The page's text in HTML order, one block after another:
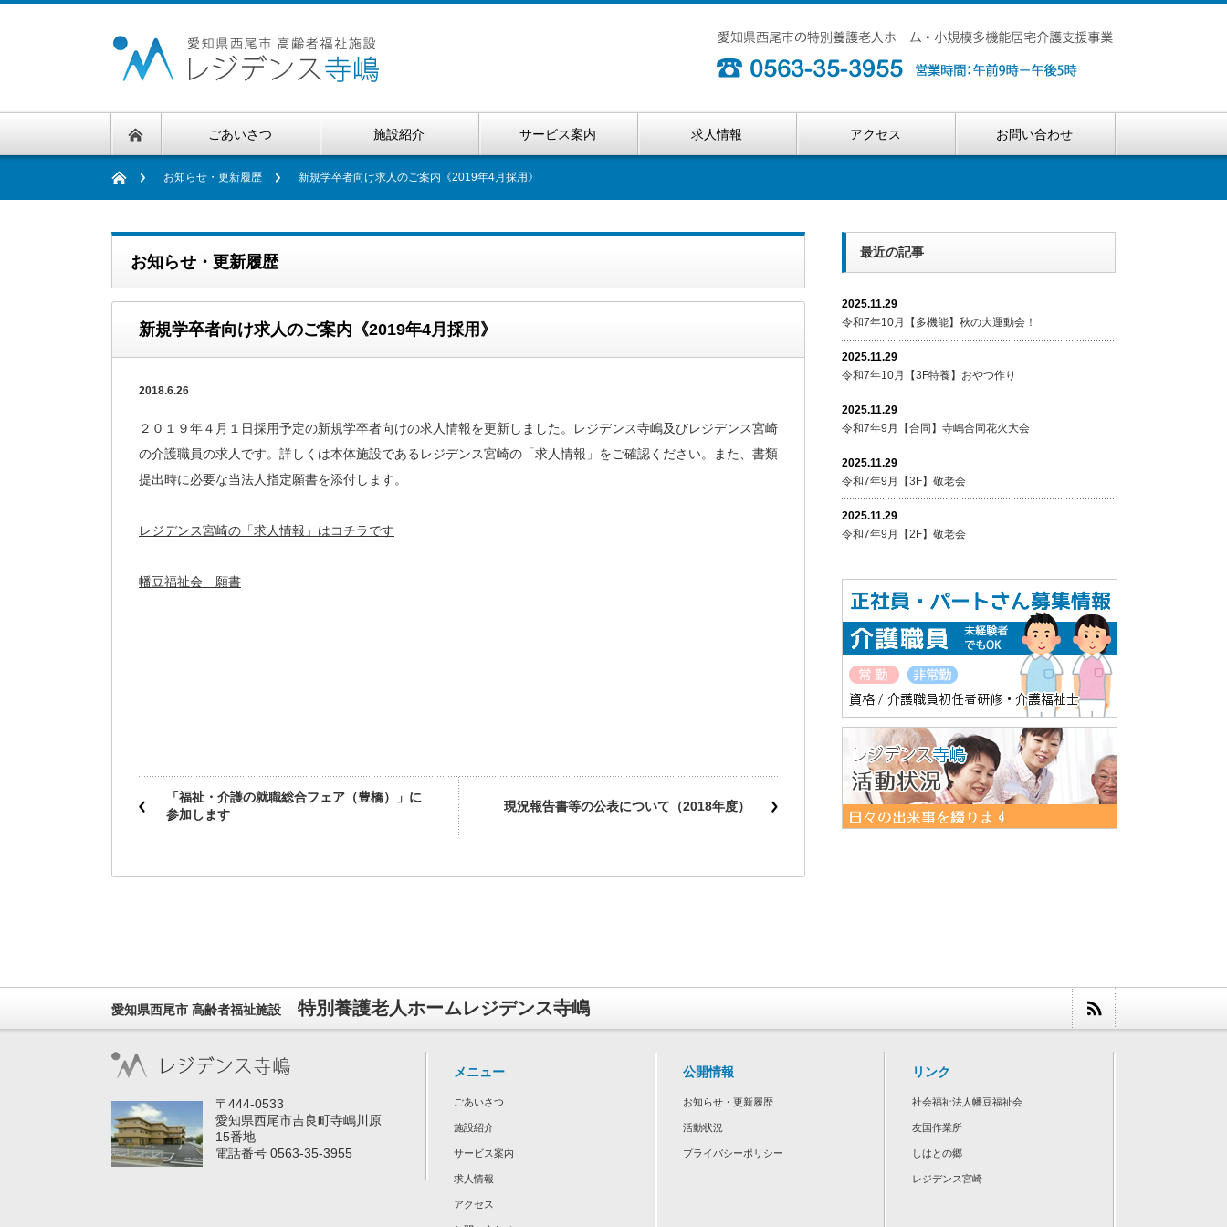
ごあいさつ 施設紹介 サービス案内 求人情報 アクセス お問い合わせ
お知らせ・更新履歴 新規学卒者向け求人のご案内《2019年4月採用》
お知らせ・更新履歴
新規学卒者向け求人のご案内《2019年4月採用》
2018.6.26
２０１９年４月１日採用予定の新規学卒者向けの求人情報を更新しました。レジデンス寺嶋及びレジデンス宮崎
の介護職員の求人です。詳しくは本体施設であるレジデンス宮崎の「求人情報」をご確認ください。また、書類
提出時に必要な当法人指定願書を添付します。
レジデンス宮崎の「求人情報」はコチラです
幡豆福祉会 願書
「福祉・介護の就職総合フェア（豊橋）」に
参加します
現況報告書等の公表について（2018年度）
最近の記事
2025.11.29
令和7年10月【多機能】秋の大運動会！
2025.11.29
令和7年10月【3F特養】おやつ作り
2025.11.29
令和7年9月【合同】寺嶋合同花火大会
2025.11.29
令和7年9月【3F】敬老会
2025.11.29
令和7年9月【2F】敬老会
愛知県西尾市 高齢者福祉施設 特別養護老人ホームレジデンス寺嶋
〒444-0533
愛知県西尾市吉良町寺嶋川原
15番地
電話番号 0563-35-3955
メニュー
ごあいさつ
施設紹介
サービス案内
求人情報
アクセス
公開情報
お知らせ・更新履歴
活動状況
プライバシーポリシー
リンク
社会福祉法人幡豆福祉会
友国作業所
しはとの郷
レジデンス宮崎